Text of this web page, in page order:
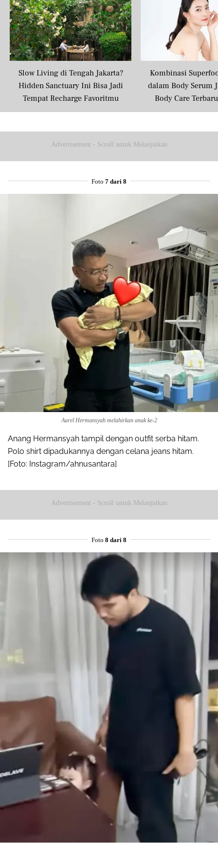
Slow Living di Tengah Jakarta?
Hidden Sanctuary Ini Bisa Jadi
Tempat Recharge Favoritmu
Kombinasi
dalam Body Serum
Body Care
Masyarakat
Advertisement - Scroll untuk Melanjutkan
Foto 7 dari 8
Aurel Hermansyah melahirkan anak ke-2
Anang Hermansyah tampil dengan outfit serba hitam.
Polo shirt dipadukannya dengan celana jeans hitam.
[Foto: Instagram/ahnusantara]
Advertisement - Scroll untuk Melanjutkan
Foto 8 dari 8
Pinterest
Mail